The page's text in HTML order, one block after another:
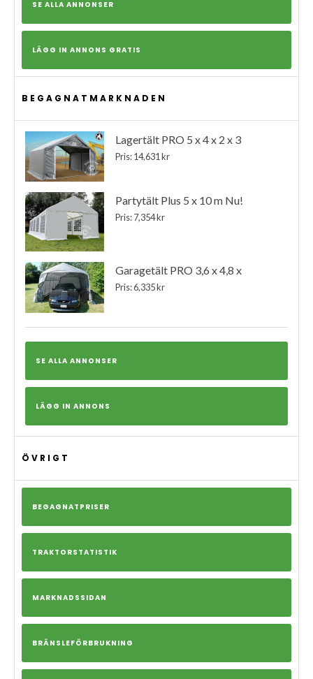
SE ALLA ANNONSER
LÄGG IN ANNONS GRATIS
BEGAGNATMARKNADEN
Lagertält PRO 5 x 4 x 2 x 3
Pris: 14,631 kr
Partytält Plus 5 x 10 m Nu!
Pris: 7,354 kr
Garagetält PRO 3,6 x 4,8 x
Pris: 6,335 kr
SE ALLA ANNONSER
LÄGG IN ANNONS
ÖVRIGT
BEGAGNATPRISER
TRAKTORSTATISTIK
MARKNADSSIDAN
BRÄNSLEFÖRBRUKNING